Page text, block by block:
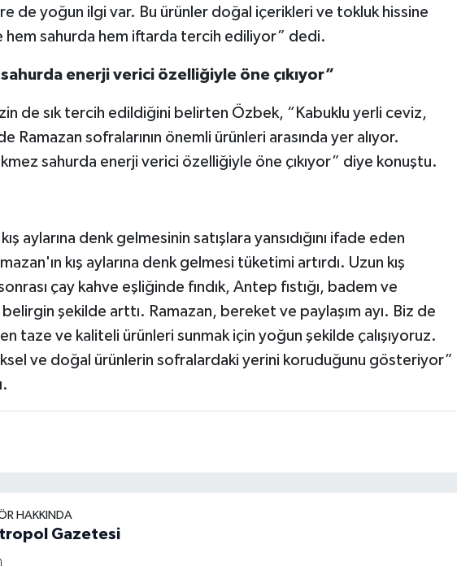
de yoğun ilgi var. Bu ürünler doğal içerikleri ve tokluk hissine
hem sahurda hem iftarda tercih ediliyor” dedi.
enerji verici özelliğiyle öne çıkıyor”
de sık tercih edildiğini belirten Özbek, “Kabuklu yerli ceviz,
Ramazan sofralarının önemli ürünleri arasında yer alıyor.
sahurda enerji verici özelliğiyle öne çıkıyor” diye konuştu.
kış aylarına denk gelmesinin satışlara yansıdığını ifade eden
kış aylarına denk gelmesi tüketimi artırdı. Uzun kış
çay kahve eşliğinde fındık, Antep fıstığı, badem ve
şekilde arttı. Ramazan, bereket ve paylaşım ayı. Biz de
taze ve kaliteli ürünleri sunmak için yoğun şekilde çalışıyoruz.
ve doğal ürünlerin sofralardaki yerini koruduğunu gösteriyor”
HAKKINDA
Gazetesi